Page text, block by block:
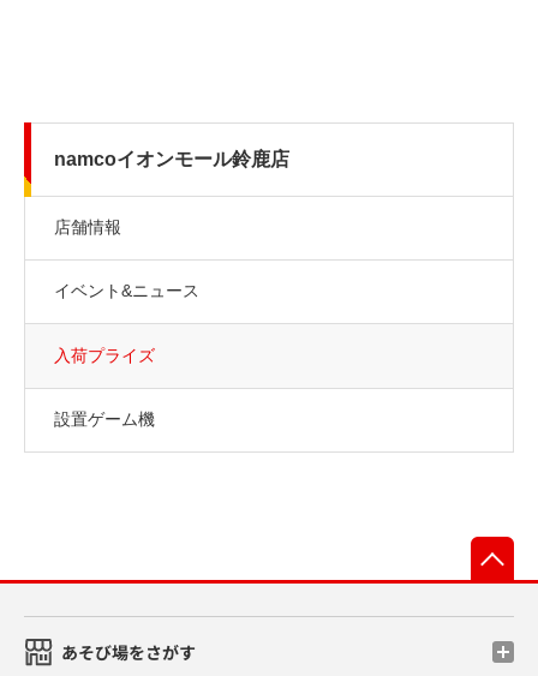
namcoイオンモール鈴鹿店
店舗情報
イベント&ニュース
入荷プライズ
設置ゲーム機
あそび場をさがす